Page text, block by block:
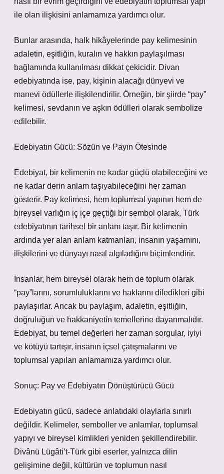
ile olan ilişkisini anlamamıza yardımcı olur.
Bunlar arasında, halk hikâyelerinde pay kelimesinin
adaletin, eşitliğin, kuralın ve hakkın paylaşılması
bağlamında kullanılması dikkat çekicidir. Divan
edebiyatında ise, pay, kişinin alacağı dünyevi ve
manevi ödüllerle ilişkilendirilir. Örneğin, bir şiirde “pay”
kelimesi, sevdanın ve aşkın ödülleri olarak sembolize
edilebilir.
Edebiyatın Gücü: Sözün ve Payın Ötesinde
Edebiyat, bir kelimenin ne kadar güçlü olabileceğini ve
ne kadar derin anlam taşıyabileceğini her zaman
gösterir. Pay kelimesi, hem toplumsal yapının hem de
bireysel varlığın iç içe geçtiği bir sembol olarak, Türk
edebiyatının tarihsel bir anlam taşır. Bir kelimenin
ardında yer alan anlam katmanları, insanın yaşamını,
ilişkilerini ve dünyayı nasıl algıladığını biçimlendirir.
İnsanlar, hem bireysel olarak hem de toplum olarak
“pay”larını, sorumluluklarını ve haklarını diledikleri gibi
paylaşırlar. Ancak bu paylaşım, adaletin, eşitliğin,
doğruluğun ve hakkaniyetin temellerine dayanmalıdır.
Edebiyat, bu temel değerleri her zaman sorgular, iyiyi
ve kötüyü tartışır, insanın içsel çatışmalarını ve
toplumsal yapıları anlamamıza yardımcı olur.
Sonuç: Pay ve Edebiyatın Dönüştürücü Gücü
Edebiyatın gücü, sadece anlatıdaki olaylarla sınırlı
değildir. Kelimeler, semboller ve anlamlar, toplumsal
yapıyı ve bireysel kimlikleri yeniden şekillendirebilir.
Divânü Lügâti’t-Türk gibi eserler, yalnızca dilin
gelişimine değil, kültürün ve toplumun nasıl